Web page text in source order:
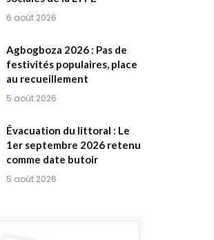
6 août 2026
Agbogboza 2026 : Pas de
festivités populaires, place
au recueillement
5 août 2026
Évacuation du littoral : Le
1er septembre 2026 retenu
comme date butoir
5 août 2026